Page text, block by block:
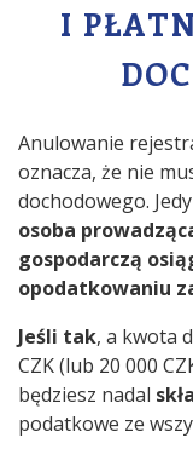
I
Anulowanie
oznacza, że nie
dochodowego.
osoba
gospodarczą
opodatkowaniu
Jeśli tak, a kwota
CZK (lub 20 000
będziesz nadal
podatkowe ze